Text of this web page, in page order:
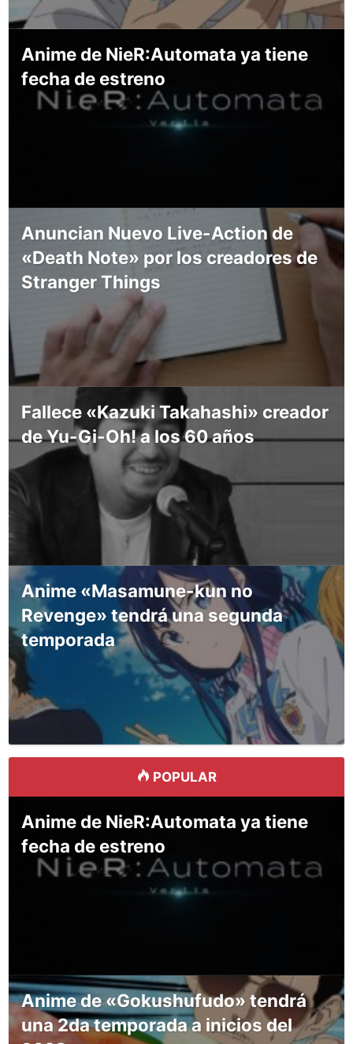
Anime de NieR:Automata ya tiene
fecha de estreno
Anuncian Nuevo Live-Action de
«Death Note» por los creadores de
Stranger Things
Fallece «Kazuki Takahashi» creador
de Yu-Gi-Oh! a los 60 años
Anime «Masamune-kun no
Revenge» tendrá una segunda
temporada
POPULAR
Anime de NieR:Automata ya tiene
fecha de estreno
Anime de «Gokushufudo» tendrá
una 2da temporada a inicios del